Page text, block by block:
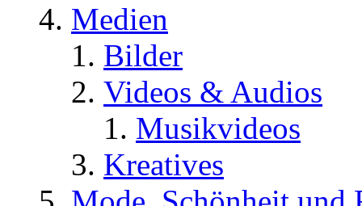
Medien
Bilder
Videos & Audios
Musikvideos
Kreatives